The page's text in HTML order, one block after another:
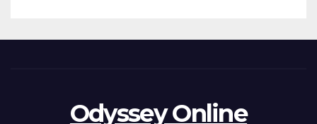
Odyssey Online